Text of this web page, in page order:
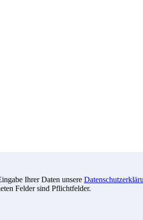
Ihrer Daten unsere
Felder sind Pflichtfelder.